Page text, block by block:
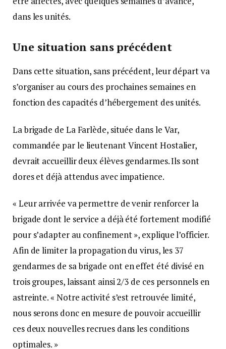
dans les unités.
Une situation sans précédent
Dans cette situation, sans précédent, leur départ va
s’organiser au cours des prochaines semaines en
fonction des capacités d’hébergement des unités.
La brigade de La Farlède, située dans le Var,
commandée par le lieutenant Vincent Hostalier,
devrait accueillir deux élèves gendarmes. Ils sont
dores et déjà attendus avec impatience.
« Leur arrivée va permettre de venir renforcer la
brigade dont le service a déjà été fortement modifié
pour s’adapter au confinement », explique l’officier.
Afin de limiter la propagation du virus, les 37
gendarmes de sa brigade ont en effet été divisé en
trois groupes, laissant ainsi 2/3 de ces personnels en
astreinte. « Notre activité s’est retrouvée limité,
nous serons donc en mesure de pouvoir accueillir
ces deux nouvelles recrues dans les conditions
optimales. »